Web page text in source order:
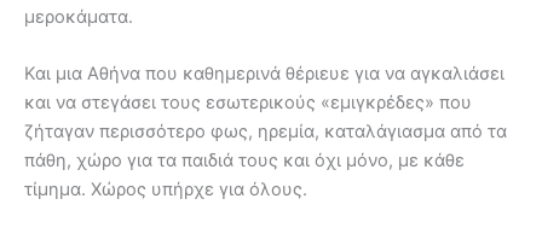
μεροκάματα.
Και μια Αθήνα που καθημερινά θέριευε για να αγκαλιάσει
και να στεγάσει τους εσωτερικούς «εμιγκρέδες» που
ζήταγαν περισσότερο φως, ηρεμία, καταλάγιασμα από τα
πάθη, χώρο για τα παιδιά τους και όχι μόνο, με κάθε
τίμημα. Χώρος υπήρχε για όλους.